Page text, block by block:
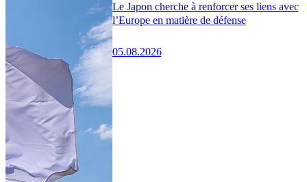
Le Japon cherche à renforcer ses liens avec
l’Europe en matière de défense
05.08.2026